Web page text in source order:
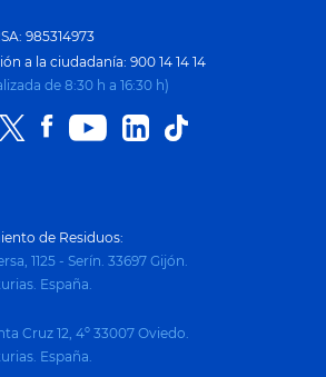
985314973
a la ciudadanía: 900 14 14 14
de 8:30 h a 16:30 h)
de Residuos:
1125 - Serín. 33697 Gijón.
España.
Cruz 12, 4º 33007 Oviedo.
España.